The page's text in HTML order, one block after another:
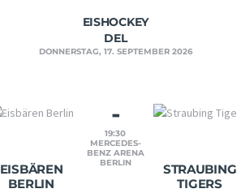
EISHOCKEY
DEL
DONNERSTAG, 17. SEPTEMBER 2026
EISBÄREN
BERLIN
-
19:30
MERCEDES-
BENZ ARENA
BERLIN
STRAUBING
TIGERS